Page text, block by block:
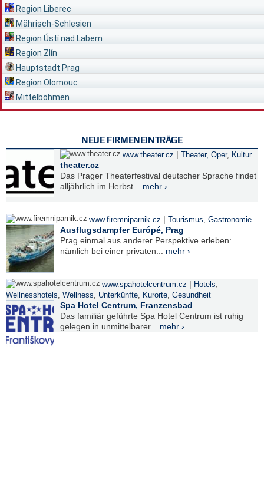
Region Liberec
Mährisch-Schlesien
Region Ústí nad Labem
Region Zlín
Hauptstadt Prag
Region Olomouc
Mittelböhmen
NEUE FIRMENEINTRÄGE
www.theater.cz | Theater, Oper, Kultur
theater.cz
Das Prager Theaterfestival deutscher Sprache findet
alljährlich im Herbst... mehr ›
www.firemniparnik.cz | Tourismus, Gastronomie
Ausflugsdampfer Európé, Prag
Prag einmal aus anderer Perspektive erleben:
nämlich bei einer privaten... mehr ›
www.spahotelcentrum.cz | Hotels,
Wellnesshotels, Wellness, Unterkünfte, Kurorte, Gesundheit
Spa Hotel Centrum, Franzensbad
Das familiär geführte Spa Hotel Centrum ist ruhig
gelegen in unmittelbarer... mehr ›